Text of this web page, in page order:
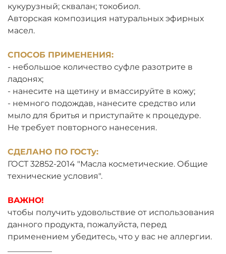
кукурузный; сквалан; токобиол.
Авторская композиция натуральных эфирных
масел.
СПОСОБ ПРИМЕНЕНИЯ:
- небольшое количество суфле разотрите в
ладонях;
- нанесите на щетину и вмассируйте в кожу;
- немного подождав, нанесите средство или
мыло для бритья и приступайте к процедуре.
Не требует повторного нанесения.
СДЕЛАНО ПО ГОСТу:
ГОСТ 32852-2014 "Масла косметические. Общие
технические условия".
ВАЖНО!
чтобы получить удовольствие от использования
данного продукта, пожалуйста, перед
применением убедитесь, что у вас не аллергии.